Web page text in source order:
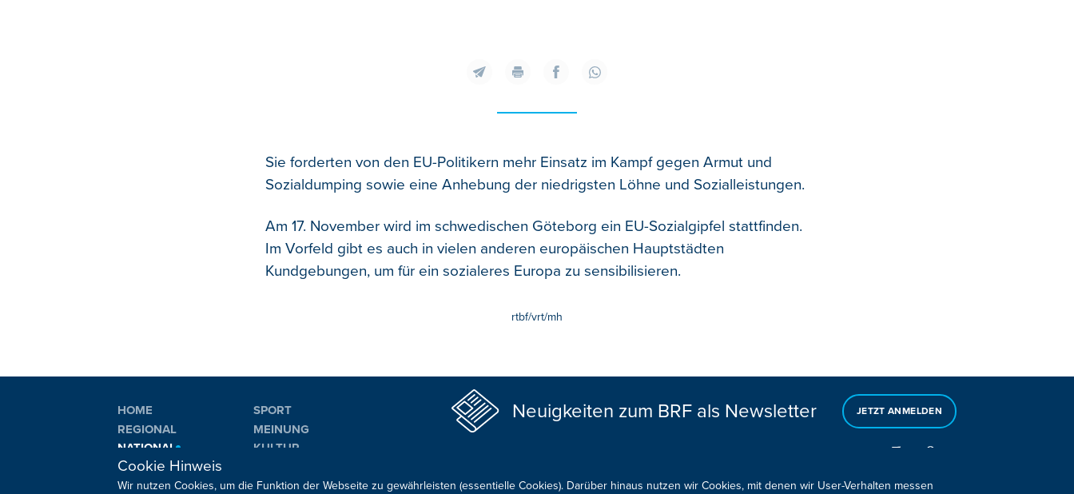
Sie forderten von den EU-Politikern mehr Einsatz im Kampf gegen Armut und
Sozialdumping sowie eine Anhebung der niedrigsten Löhne und Sozialleistungen.
Am 17. November wird im schwedischen Göteborg ein EU-Sozialgipfel stattfinden.
Im Vorfeld gibt es auch in vielen anderen europäischen Hauptstädten
Kundgebungen, um für ein sozialeres Europa zu sensibilisieren.
rtbf/vrt/mh
HOME
REGIONAL
NATIONAL
INTERNATIONAL
SPORT
MEINUNG
KULTUR
Neuigkeiten zum BRF als Newsletter JETZT ANMELDEN
Cookie Hinweis
Wir nutzen Cookies, um die Funktion der Webseite zu gewährleisten (essentielle Cookies). Darüber hinaus nutzen wir Cookies, mit denen wir User-Verhalten messen